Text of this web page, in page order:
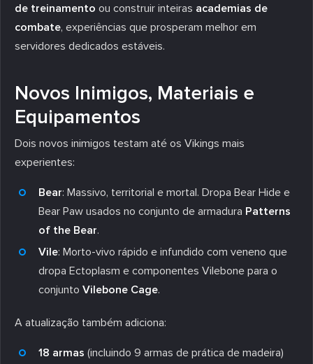
de treinamento ou construir inteiras academias de
combate, experiências que prosperam melhor em
servidores dedicados estáveis.
Novos Inimigos, Materiais e
Equipamentos
Dois novos inimigos testam até os Vikings mais
experientes:
Bear: Massivo, territorial e mortal. Dropa Bear Hide e
Bear Paw usados no conjunto de armadura Patterns
of the Bear.
Vile: Morto-vivo rápido e infundido com veneno que
dropa Ectoplasm e componentes Vilebone para o
conjunto Vilebone Cage.
A atualização também adiciona:
18 armas (incluindo 9 armas de prática de madeira)